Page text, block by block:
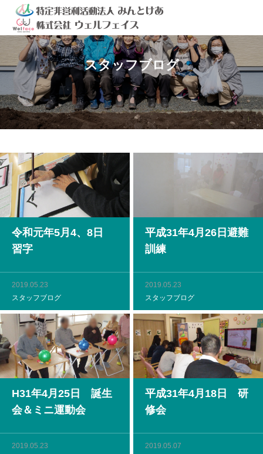
スタッフブログ
令和元年5月4、8日
習字
2019.05.23
スタッフブログ
平成31年4月26日避難
訓練
2019.05.23
スタッフブログ
H31年4月25日 誕生
会＆ミニ運動会
2019.05.23
平成31年4月18日 研
修会
2019.05.07